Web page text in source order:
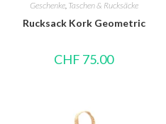
Geschenke, Taschen & Rucksäcke
Rucksack Kork Geometric
CHF 75.00